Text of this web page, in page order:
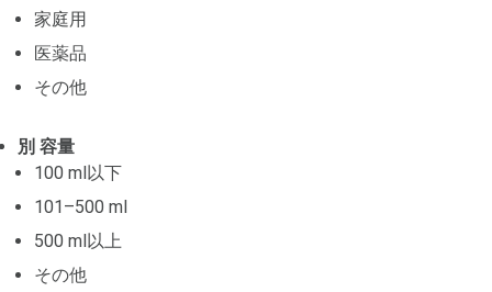
家庭用
医薬品
その他
別 容量
100 ml以下
101–500 ml
500 ml以上
その他